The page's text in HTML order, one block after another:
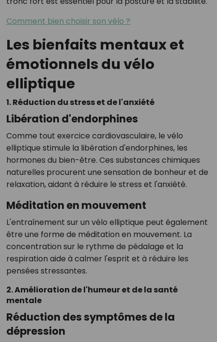
Comment bien choisir son vélo ?
Les bienfaits mentaux et
émotionnels du vélo
elliptique
1. Réduction du stress et de l'anxiété
Libération d'endorphines
Comme tout exercice cardiovasculaire, le vélo
elliptique stimule la libération d'endorphines, les
hormones du bien-être. Ces substances chimiques
naturelles procurent une sensation de bonheur et de
relaxation, aidant à réduire le stress et l'anxiété.
Méditation en mouvement
L'entraînement sur un vélo elliptique peut également
être une forme de méditation en mouvement. La
concentration sur le rythme de pédalage et la
respiration aide à calmer l'esprit et à réduire les
pensées stressantes.
2. Amélioration de l'humeur et de la santé
mentale
Réduction des symptômes de la
dépression